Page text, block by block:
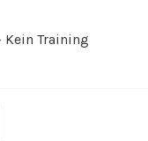
Kein Training